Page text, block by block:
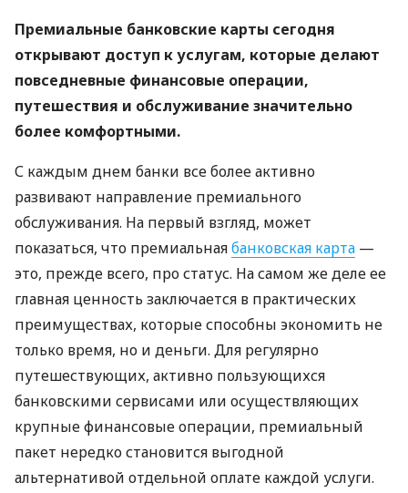
Премиальные банковские карты сегодня
открывают доступ к услугам, которые делают
повседневные финансовые операции,
путешествия и обслуживание значительно
более комфортными.
С каждым днем ​​банки все более активно
развивают направление премиального
обслуживания. На первый взгляд, может
показаться, что премиальнаябанковская карта —
это, прежде всего, про статус. На самом же деле ее
главная ценность заключается в практических
преимуществах, которые способны экономить не
только время, но и деньги. Для регулярно
путешествующих, активно пользующихся
банковскими сервисами или осуществляющих
крупные финансовые операции, премиальный
пакет нередко становится выгодной
альтернативой отдельной оплате каждой услуги.